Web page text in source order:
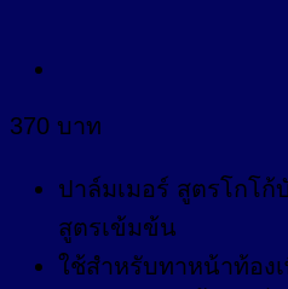
370 บาท
ปาล์มเมอร์ สูตรโกโก้
สูตรเข้มข้น
ใช้สำหรับทาหน้าท้อง